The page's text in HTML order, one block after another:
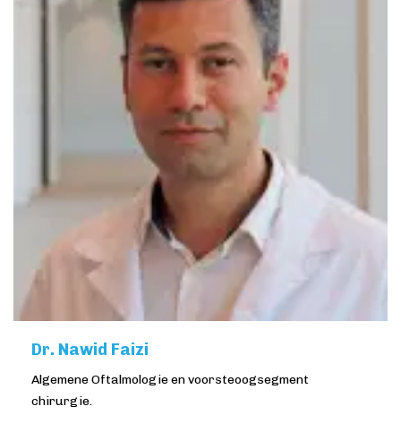
Dr. Nawid Faizi
Algemene Oftalmologie en voorsteoogsegment
chirurgie.